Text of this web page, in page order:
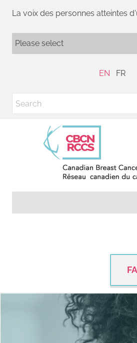
La voix des personnes atteintes
EN FR